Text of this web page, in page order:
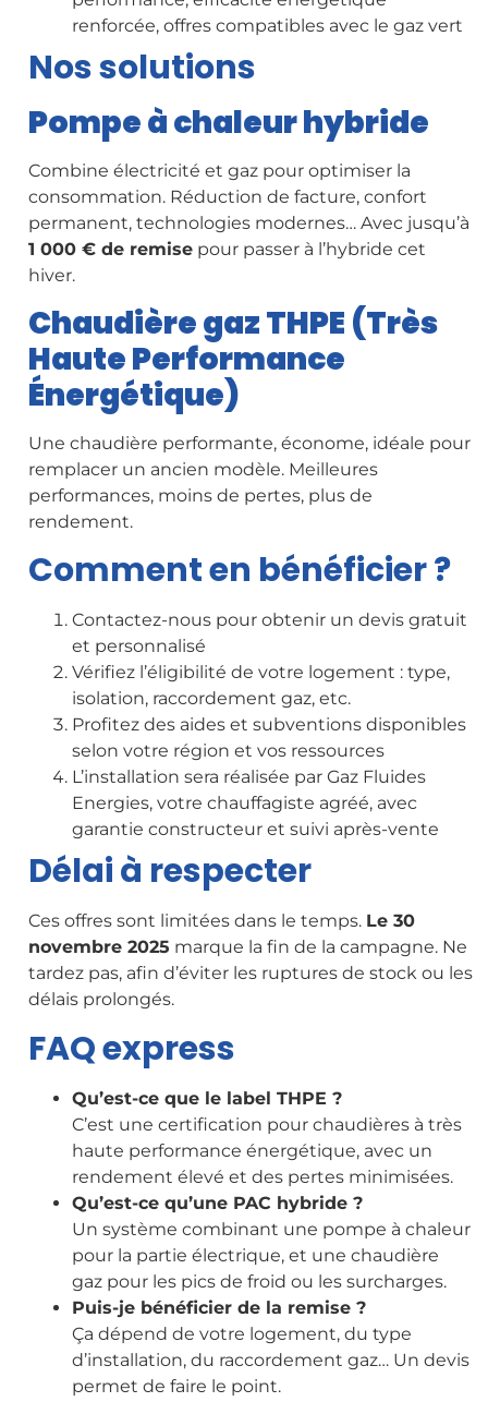
renforcée, offres compatibles avec le gaz vert
Nos solutions
Pompe à chaleur hybride
Combine électricité et gaz pour optimiser la
consommation. Réduction de facture, confort
permanent, technologies modernes… Avec jusqu’à
1 000 € de remise pour passer à l’hybride cet
hiver.
Chaudière gaz THPE (Très
Haute Performance
Énergétique)
Une chaudière performante, économe, idéale pour
remplacer un ancien modèle. Meilleures
performances, moins de pertes, plus de
rendement.
Comment en bénéficier ?
Contactez-nous pour obtenir un devis gratuit
et personnalisé
Vérifiez l’éligibilité de votre logement : type,
isolation, raccordement gaz, etc.
Profitez des aides et subventions disponibles
selon votre région et vos ressources
L’installation sera réalisée par Gaz Fluides
Energies, votre chauffagiste agréé, avec
garantie constructeur et suivi après-vente
Délai à respecter
Ces offres sont limitées dans le temps. Le 30
novembre 2025 marque la fin de la campagne. Ne
tardez pas, afin d’éviter les ruptures de stock ou les
délais prolongés.
FAQ express
Qu’est-ce que le label THPE ?
C’est une certification pour chaudières à très
haute performance énergétique, avec un
rendement élevé et des pertes minimisées.
Qu’est-ce qu’une PAC hybride ?
Un système combinant une pompe à chaleur
pour la partie électrique, et une chaudière
gaz pour les pics de froid ou les surcharges.
Puis-je bénéficier de la remise ?
Ça dépend de votre logement, du type
d’installation, du raccordement gaz… Un devis
permet de faire le point.